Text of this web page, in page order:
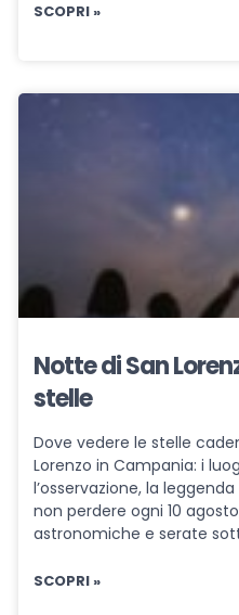
SCOPRI »
Notte di San
stelle
Dove vedere le stelle
Lorenzo in Campania: i
l’osservazione, la
non perdere ogni 10
astronomiche e serate
SCOPRI »